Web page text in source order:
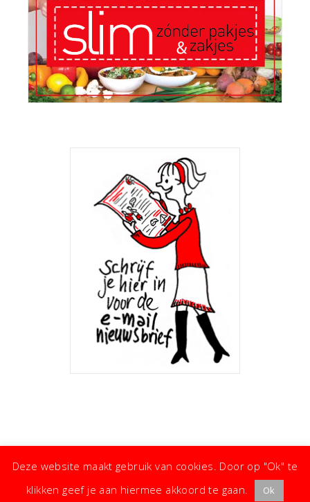
Deze website maakt gebruik van cookies. Door op "Ok" te
klikken geef je aan hiermee akkoord te gaan.
Ok